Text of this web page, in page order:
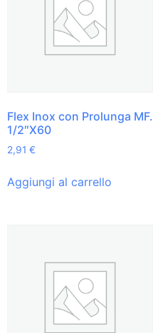
Flex Inox con Prolunga MF.
1/2″X60
2,91 €
Aggiungi al carrello